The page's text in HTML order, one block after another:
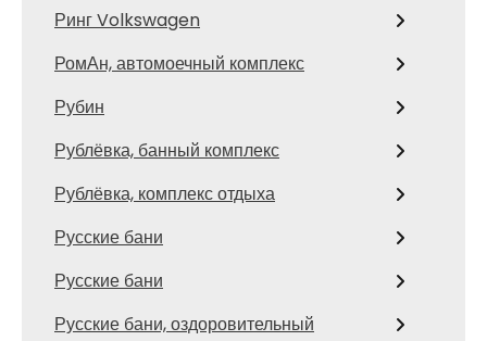
Ринг Volkswagen
РомАн, автомоечный комплекс
Рубин
Рублёвка, банный комплекс
Рублёвка, комплекс отдыха
Русские бани
Русские бани
Русские бани, оздоровительный